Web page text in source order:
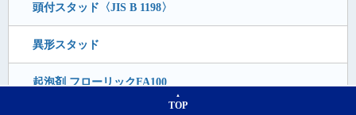
頭付スタッド〈JIS B 1198〉
異形スタッド
起泡剤 フローリックFA100
TOP